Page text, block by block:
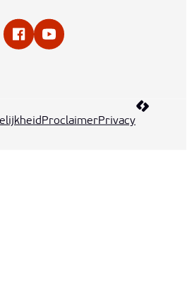
FacebookYouTube
ProclaimerPrivacy
LCP nv